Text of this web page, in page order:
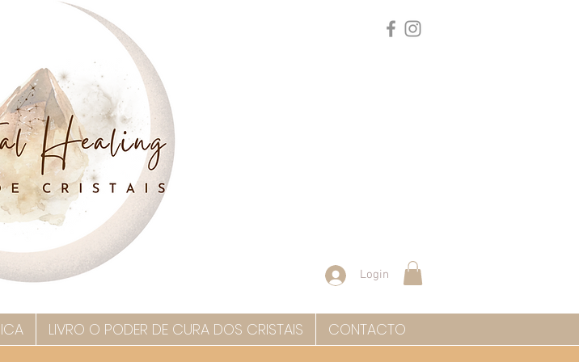
Login
LIVRO O PODER DE CURA DOS CRISTAIS CONTACTO